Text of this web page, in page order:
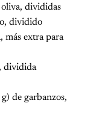
divididas
dividido
más extra para
dividida
de garbanzos,